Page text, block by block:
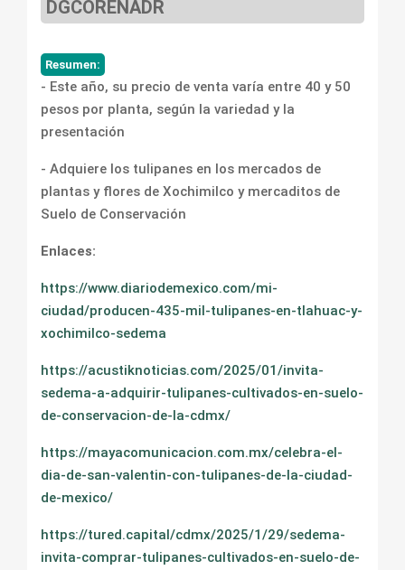
DGCORENADR
Resumen:
- Este año, su precio de venta varía entre 40 y 50
pesos por planta, según la variedad y la
presentación
- Adquiere los tulipanes en los mercados de
plantas y flores de Xochimilco y mercaditos de
Suelo de Conservación
Enlaces:
https://www.diariodemexico.com/mi-
ciudad/producen-435-mil-tulipanes-en-tlahuac-y-
xochimilco-sedema
https://acustiknoticias.com/2025/01/invita-
sedema-a-adquirir-tulipanes-cultivados-en-suelo-
de-conservacion-de-la-cdmx/
https://mayacomunicacion.com.mx/celebra-el-
dia-de-san-valentin-con-tulipanes-de-la-ciudad-
de-mexico/
https://tured.capital/cdmx/2025/1/29/sedema-
invita-comprar-tulipanes-cultivados-en-suelo-de-